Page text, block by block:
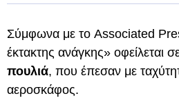
Σύμφωνα με το Associated
έκτακτης ανάγκης» οφείλεται
πουλιά, που έπεσαν με
αεροσκάφος.